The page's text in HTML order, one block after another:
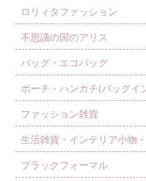
ロリィタファッション
不思議の国のアリス
バッグ・エコバッグ
ポーチ・ハンカチ(バッグイ
ファッション雑貨
生活雑貨・インテリア小物
ブラックフォーマル